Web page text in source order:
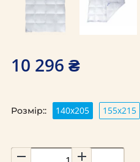
10 296 ₴
Розмір:: 140х205 155х215